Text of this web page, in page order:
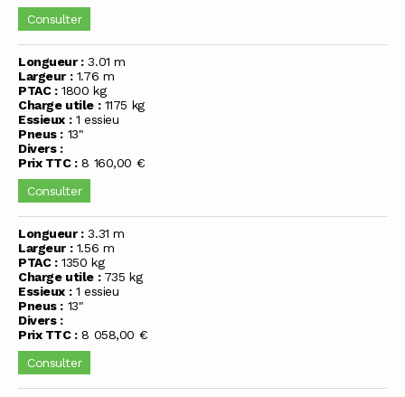
Consulter
Longueur :3.01 m
Largeur :1.76 m
PTAC :1800 kg
Charge utile :1175 kg
Essieux :1 essieu
Pneus : 13"
Divers :
Prix TTC :8 160,00 €
Consulter
Longueur :3.31 m
Largeur :1.56 m
PTAC :1350 kg
Charge utile :735 kg
Essieux :1 essieu
Pneus : 13"
Divers :
Prix TTC :8 058,00 €
Consulter